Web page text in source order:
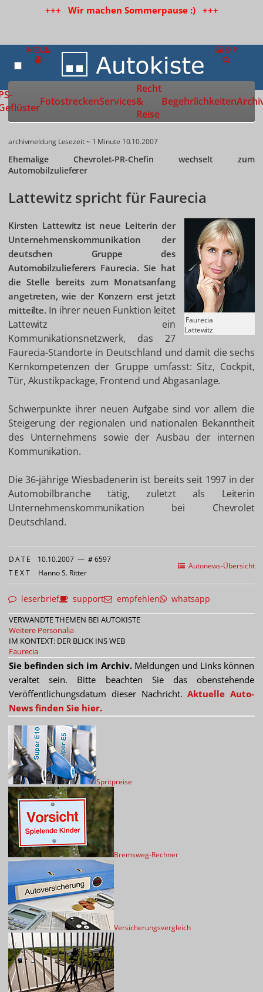
+++ Wir machen Sommerpause :) +++
Zur Startseite
FotostreckenServices
Recht
&
Reise
Begehrlichkeiten
archivmeldung Lesezeit ~ 1 Minute 10.10.2007
Ehemalige Chevrolet-PR-Chefin wechselt zum
Automobilzulieferer
Lattewitz spricht für Faurecia
Faurecia
Lattewitz
Kirsten Lattewitz ist neue Leiterin der
Unternehmenskommunikation der
deutschen Gruppe des
Automobilzulieferers Faurecia. Sie hat
die Stelle bereits zum Monatsanfang
angetreten, wie der Konzern erst jetzt
mitteilte. In ihrer neuen Funktion leitet
Lattewitz ein
Kommunikationsnetzwerk, das 27
Faurecia-Standorte in Deutschland und damit die sechs
Kernkompetenzen der Gruppe umfasst: Sitz, Cockpit,
Tür, Akustikpackage, Frontend und Abgasanlage.
Schwerpunkte ihrer neuen Aufgabe sind vor allem die
Steigerung der regionalen und nationalen Bekanntheit
des Unternehmens sowie der Ausbau der internen
Kommunikation.
Die 36-jährige Wiesbadenerin ist bereits seit 1997 in der
Automobilbranche tätig, zuletzt als Leiterin
Unternehmenskommunikation bei Chevrolet
Deutschland.
Autonews-Übersicht
DATE 10.10.2007 — # 6597
TEXT Hanno S. Ritter
leserbrief support empfehlen whatsapp
VERWANDTE THEMEN BEI AUTOKISTE
Weitere Personalia
IM KONTEXT: DER BLICK INS WEB
Faurecia
Sie befinden sich im Archiv.Meldungen und Links können
veraltet sein. Bitte beachten Sie das obenstehende
Veröffentlichungsdatum dieser Nachricht.Aktuelle Auto-
News finden Sie hier.
Spritpreise
Bremsweg-Rechner
Versicherungsvergleich